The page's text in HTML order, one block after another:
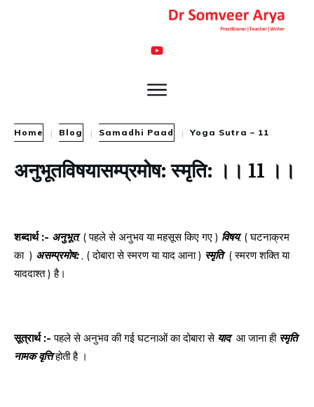
Home | Blog | Samadhi Paad | Yoga Sutra – 11
अनुभूतविषयासम्प्रमोष:स्मृति: ।। 11 ।।
शब्दार्थ:- अनुभूत, ( पहले से अनुभव या महसूस किए गए ) विषय, ( घटनाक्रम
का ) असम्प्रमोष:, ( दोबारा से स्मरण या याद आना ) स्मृति( स्मरण शक्ति या
याददाश्त ) है।
सूत्रार्थ:-पहले से अनुभव की गई घटनाओं का दोबारा से यादआ जाना ही स्मृति
नामक वृत्तिहोती है ।